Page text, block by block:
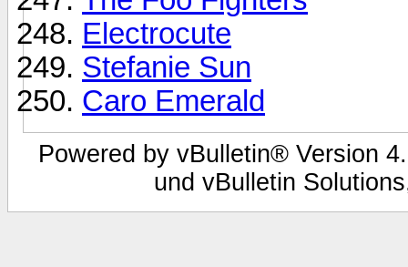
Electrocute
Stefanie Sun
Caro Emerald
Powered by vBulletin® Version
und vBulletin